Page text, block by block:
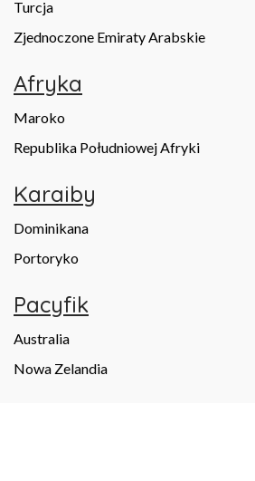
Turcja
Zjednoczone Emiraty Arabskie
Afryka
Maroko
Republika Południowej Afryki
Karaiby
Dominikana
Portoryko
Pacyfik
Australia
Nowa Zelandia